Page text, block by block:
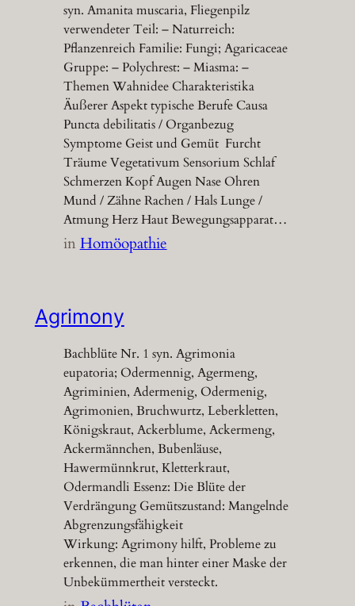
syn. Amanita muscaria, Fliegenpilz
verwendeter Teil: – Naturreich:
Pflanzenreich Familie: Fungi; Agaricaceae
Gruppe: – Polychrest: – Miasma: –
Themen Wahnidee Charakteristika
Äußerer Aspekt typische Berufe Causa
Puncta debilitatis / Organbezug
Symptome Geist und Gemüt Furcht
Träume Vegetativum Sensorium Schlaf
Schmerzen Kopf Augen Nase Ohren
Mund / Zähne Rachen / Hals Lunge /
Atmung Herz Haut Bewegungsapparat…
inHomöopathie
Agrimony
Bachblüte Nr. 1 syn. Agrimonia
eupatoria; Odermennig, Agermeng,
Agriminien, Adermenig, Odermenig,
Agrimonien, Bruchwurtz, Leberkletten,
Königskraut, Ackerblume, Ackermeng,
Ackermännchen, Bubenläuse,
Hawermünnkrut, Kletterkraut,
Odermandli Essenz: Die Blüte der
Verdrängung Gemütszustand: Mangelnde
Abgrenzungsfähigkeit
Wirkung: Agrimony hilft, Probleme zu
erkennen, die man hinter einer Maske der
Unbekümmertheit versteckt.